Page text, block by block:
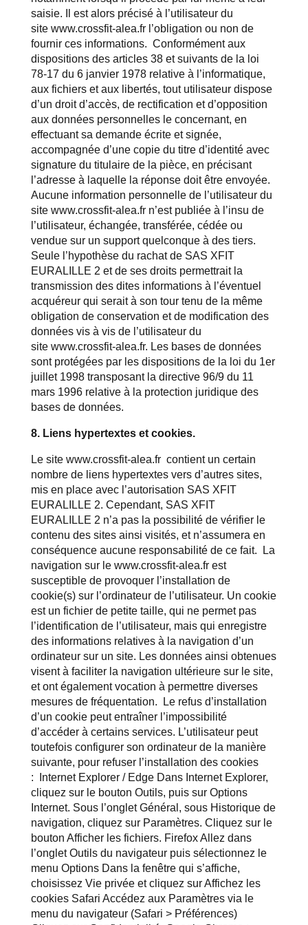
saisie. Il est alors précisé à l’utilisateur du
site www.crossfit-alea.fr l’obligation ou non de
fournir ces informations. Conformément aux
dispositions des articles 38 et suivants de la loi
78-17 du 6 janvier 1978 relative à l’informatique,
aux fichiers et aux libertés, tout utilisateur dispose
d’un droit d’accès, de rectification et d’opposition
aux données personnelles le concernant, en
effectuant sa demande écrite et signée,
accompagnée d’une copie du titre d’identité avec
signature du titulaire de la pièce, en précisant
l’adresse à laquelle la réponse doit être envoyée.
Aucune information personnelle de l’utilisateur du
site www.crossfit-alea.fr n’est publiée à l’insu de
l’utilisateur, échangée, transférée, cédée ou
vendue sur un support quelconque à des tiers.
Seule l’hypothèse du rachat de SAS XFIT
EURALILLE 2 et de ses droits permettrait la
transmission des dites informations à l’éventuel
acquéreur qui serait à son tour tenu de la même
obligation de conservation et de modification des
données vis à vis de l’utilisateur du
site www.crossfit-alea.fr. Les bases de données
sont protégées par les dispositions de la loi du 1er
juillet 1998 transposant la directive 96/9 du 11
mars 1996 relative à la protection juridique des
bases de données.
8. Liens hypertextes et cookies.
Le site www.crossfit-alea.fr contient un certain
nombre de liens hypertextes vers d’autres sites,
mis en place avec l’autorisation SAS XFIT
EURALILLE 2. Cependant, SAS XFIT
EURALILLE 2 n’a pas la possibilité de vérifier le
contenu des sites ainsi visités, et n’assumera en
conséquence aucune responsabilité de ce fait. La
navigation sur le www.crossfit-alea.fr est
susceptible de provoquer l’installation de
cookie(s) sur l’ordinateur de l’utilisateur. Un cookie
est un fichier de petite taille, qui ne permet pas
l’identification de l’utilisateur, mais qui enregistre
des informations relatives à la navigation d’un
ordinateur sur un site. Les données ainsi obtenues
visent à faciliter la navigation ultérieure sur le site,
et ont également vocation à permettre diverses
mesures de fréquentation. Le refus d’installation
d’un cookie peut entraîner l’impossibilité
d’accéder à certains services. L’utilisateur peut
toutefois configurer son ordinateur de la manière
suivante, pour refuser l’installation des cookies
:
Internet Explorer / Edge Dans Internet Explorer,
cliquez sur le bouton Outils, puis sur Options
Internet. Sous l’onglet Général, sous Historique de
navigation, cliquez sur Paramètres. Cliquez sur le
bouton Afficher les fichiers. Firefox Allez dans
l’onglet Outils du navigateur puis sélectionnez le
menu Options Dans la fenêtre qui s’affiche,
choisissez Vie privée et cliquez sur Affichez les
cookies Safari Accédez aux Paramètres via le
menu du navigateur (Safari > Préférences)